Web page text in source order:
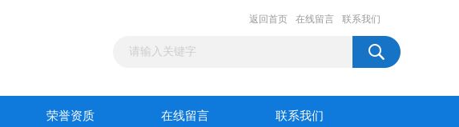
返回首页 在线留言 联系我们
荣誉资质 在线留言 联系我们